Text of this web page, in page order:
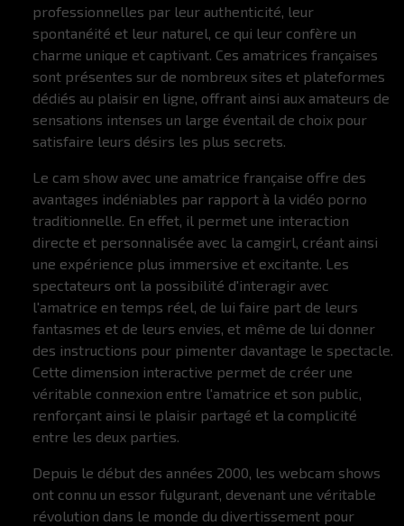
professionnelles par leur authenticité, leur
spontanéité et leur naturel, ce qui leur confère un
charme unique et captivant. Ces amatrices françaises
sont présentes sur de nombreux sites et plateformes
dédiés au plaisir en ligne, offrant ainsi aux amateurs de
sensations intenses un large éventail de choix pour
satisfaire leurs désirs les plus secrets.
Le cam show avec une amatrice française offre des
avantages indéniables par rapport à la vidéo porno
traditionnelle. En effet, il permet une interaction
directe et personnalisée avec la camgirl, créant ainsi
une expérience plus immersive et excitante. Les
spectateurs ont la possibilité d'interagir avec
l'amatrice en temps réel, de lui faire part de leurs
fantasmes et de leurs envies, et même de lui donner
des instructions pour pimenter davantage le spectacle.
Cette dimension interactive permet de créer une
véritable connexion entre l'amatrice et son public,
renforçant ainsi le plaisir partagé et la complicité
entre les deux parties.
Depuis le début des années 2000, les webcam shows
ont connu un essor fulgurant, devenant une véritable
révolution dans le monde du divertissement pour